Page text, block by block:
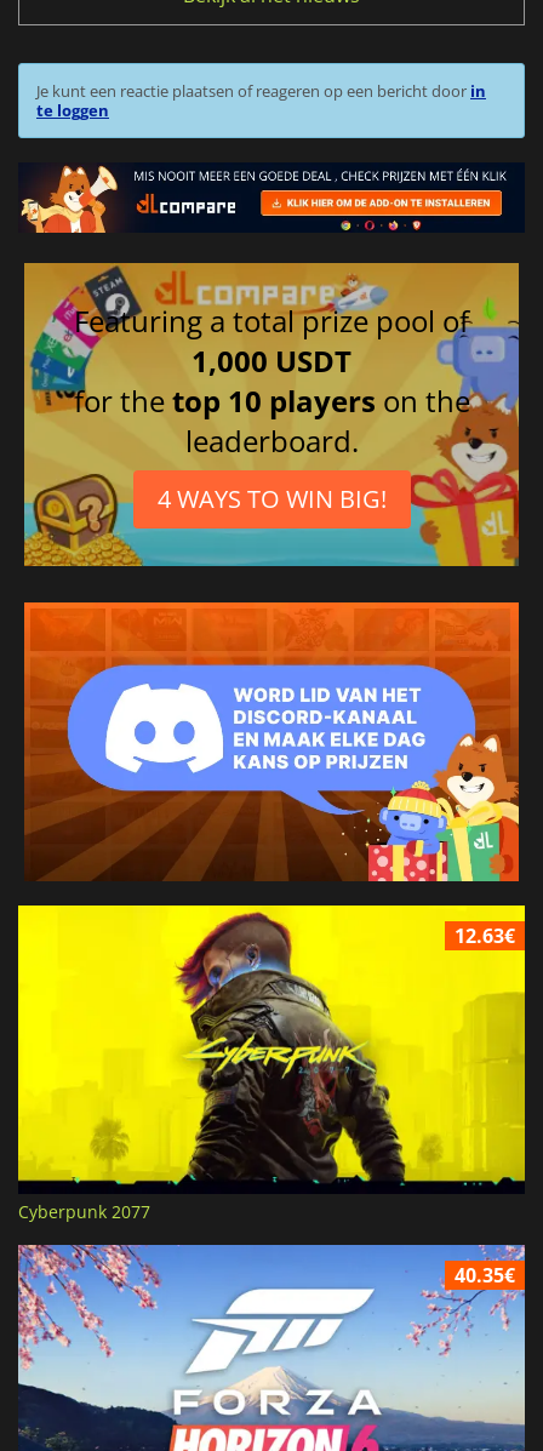
Je kunt een reactie plaatsen of reageren op een bericht door in
te loggen
Featuring a total prize pool of
1,000 USDT
for thetop 10 players on the
leaderboard.
4 WAYS TO WIN BIG!
12.63€
Cyberpunk 2077
40.35€